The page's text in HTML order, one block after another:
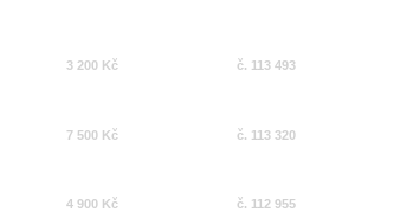
3 200 Kč č. 113 493
7 500 Kč č. 113 320
4 900 Kč č. 112 955